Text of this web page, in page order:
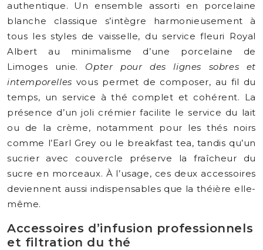
authentique. Un ensemble assorti en porcelaine
blanche classique s’intègre harmonieusement à
tous les styles de vaisselle, du service fleuri Royal
Albert au minimalisme d’une porcelaine de
Limoges unie. Opter pour des lignes sobres et
intemporelles vous permet de composer, au fil du
temps, un service à thé complet et cohérent. La
présence d’un joli crémier facilite le service du lait
ou de la crème, notamment pour les thés noirs
comme l’Earl Grey ou le breakfast tea, tandis qu’un
sucrier avec couvercle préserve la fraîcheur du
sucre en morceaux. À l’usage, ces deux accessoires
deviennent aussi indispensables que la théière elle-
même.
Accessoires d’infusion professionnels
et filtration du thé